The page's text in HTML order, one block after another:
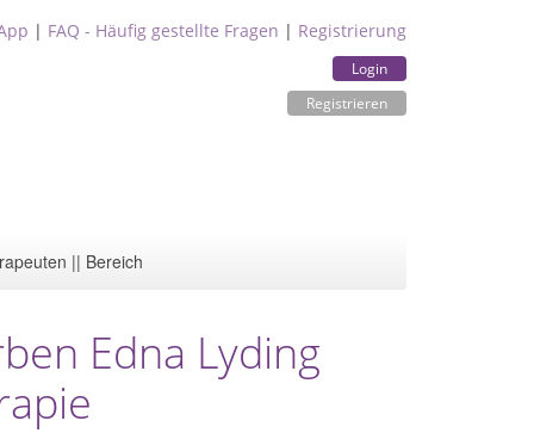
| FAQ - Häufig gestellte Fragen | Registrierung
Login
Registrieren
|| Bereich
Edna Lyding